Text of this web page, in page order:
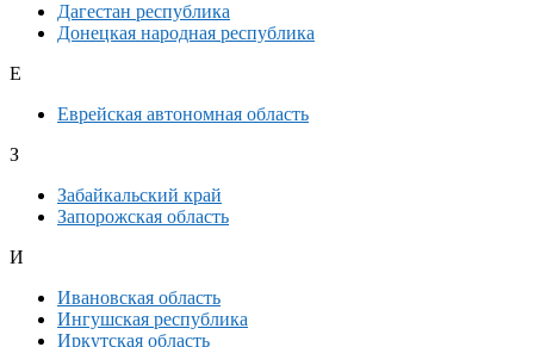
Дагестан республика
Донецкая народная республика
Е
Еврейская автономная область
З
Забайкальский край
Запорожская область
И
Ивановская область
Ингушская республика
Иркутская область